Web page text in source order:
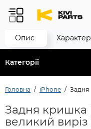
Категорії
Головна iPhone Задня
Задня кришка
великий
Опис